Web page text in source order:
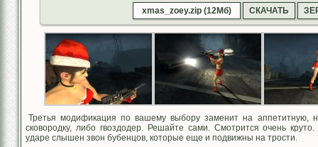
xmas_zoey.zip (12Мб) СКАЧАТЬ
Третья модификация по вашему выбору заменит на аппетитную,
сковородку, либо гвоздодер. Решайте сами. Смотрится очень
ударе слышен звон бубенцов, которые еще и подвижны на трости.